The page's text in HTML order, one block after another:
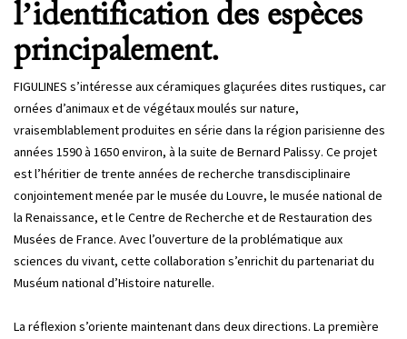
l’identification des espèces
principalement.
FIGULINES s’intéresse aux céramiques glaçurées dites rustiques, car
ornées d’animaux et de végétaux moulés sur nature,
vraisemblablement produites en série dans la région parisienne des
années 1590 à 1650 environ, à la suite de Bernard Palissy. Ce projet
est l’héritier de trente années de recherche transdisciplinaire
conjointement menée par le musée du Louvre, le musée national de
la Renaissance, et le Centre de Recherche et de Restauration des
Musées de France. Avec l’ouverture de la problématique aux
sciences du vivant, cette collaboration s’enrichit du partenariat du
Muséum national d’Histoire naturelle.
La réflexion s’oriente maintenant dans deux directions. La première